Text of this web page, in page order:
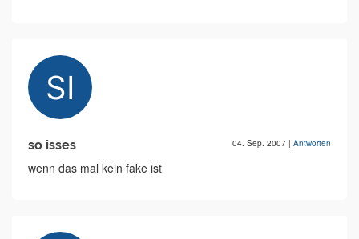
so isses 04. Sep. 2007 | Antworten
wenn das mal kein fake ist